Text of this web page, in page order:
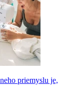
priemyslu je,